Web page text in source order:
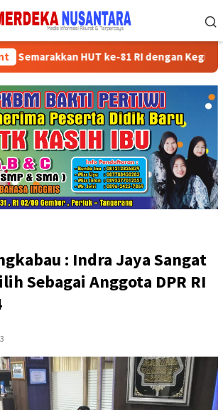
HUT ke-81 RI dengan Kegiatan Sosial
: Indra Jaya Sangat
Sebagai Anggota DPR RI